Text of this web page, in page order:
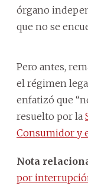
órgano
que no se
Pero antes,
el régimen
enfatizó que
resuelto por la
Consumidor y
Nota
por